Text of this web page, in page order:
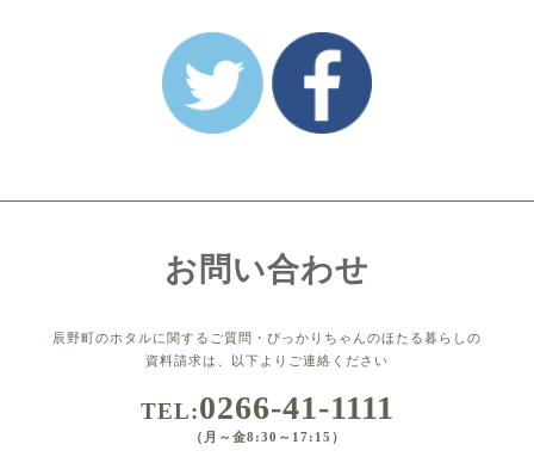
お問い合わせ
辰野町のホタルに関するご質問・ぴっかりちゃんのほたる暮らしの
資料請求は、以下よりご連絡ください
TEL:0266-41-1111
（月～金8:30～17:15）